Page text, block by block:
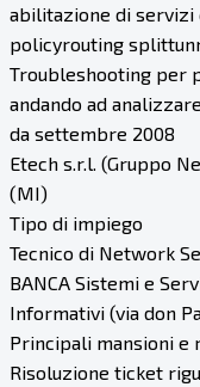
abilitazione di
policyrouting
Troubleshooting per
andando ad
da settembre 2008
Etech s.r.l. (Gruppo
(MI)
Tipo di impiego
Tecnico di Network
BANCA Sistemi e
Informativi (via don
Principali mansioni e
Risoluzione ticket